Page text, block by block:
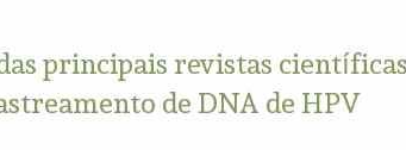
principais revistas
de DNA de HPV